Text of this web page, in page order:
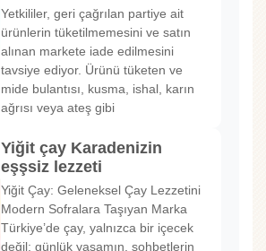
Yetkililer, geri çağrılan partiye ait
ürünlerin tüketilmemesini ve satın
alınan markete iade edilmesini
tavsiye ediyor. Ürünü tüketen ve
mide bulantısı, kusma, ishal, karın
ağrısı veya ateş gibi
Yiğit çay Karadenizin
eşşsiz lezzeti
Yiğit Çay: Geleneksel Çay Lezzetini
Modern Sofralara Taşıyan Marka
Türkiye’de çay, yalnızca bir içecek
değil; günlük yaşamın, sohbetlerin